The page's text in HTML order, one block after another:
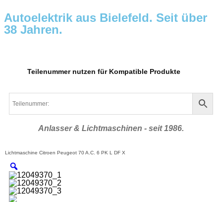
Autoelektrik aus Bielefeld. Seit über
38 Jahren.
Teilenummer nutzen für Kompatible Produkte
Anlasser & Lichtmaschinen - seit 1986.
Lichtmaschine Citroen Peugeot 70 A.C. 6 PK L DF X